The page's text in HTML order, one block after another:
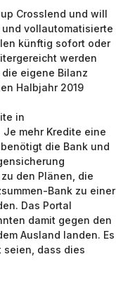
Crosslend und will
vollautomatisierte
künftig sofort oder
werden
eigene Bilanz
Halbjahr 2019
in
mehr Kredite eine
die Bank und
den Plänen, die
Bank zu einer
Das Portal
damit gegen den
Ausland landen. Es
seien, dass dies